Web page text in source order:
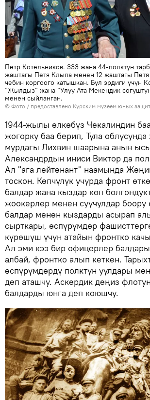
Петр Котельников. 333 жана 44-полктун
жаштагы Петя Клыпа менен 12 жаштагы Петя
чебин коргоого катышкан. Бул эрдиги үчүн
“Жылдыз” жана “Улуу Ата Мекендик
менен сыйланган.
© Фото / предоставлено Курским музеем юных
1944-жылы өлкөбүз Чекалиндин
жогорку баа берип, Тула
мурдагы Лихвин шаарына анын
Александрдын иниси Виктор да
Ал "ага лейтенант" наамында
тоскон. Көпчүлүк учурда фронт
балдар жана кыздар көп
жоокерлер менен суучулдар боору
балдар менен кыздарды асырап
сырткары, өспүрүмдөр
күрөшүш үчүн атайын фронтко
Ал эми кээ бир офицерлер
албай, фронтко алып кеткен.
өспүрүмдөрдү полктун уулдары
деп аташчу. Аскердик деңиз
балдарды юнга деп коюшчу.